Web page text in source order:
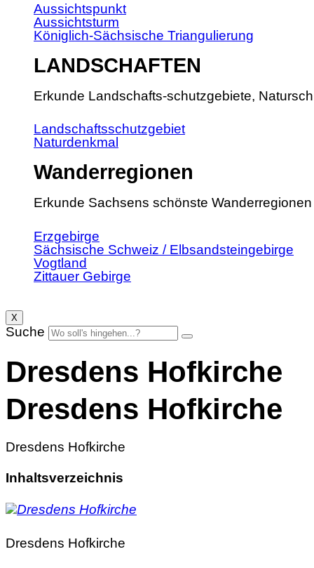
Aussichtspunkt
Aussichtsturm
Königlich-Sächsische Triangulierung
LANDSCHAFTEN
Erkunde Landschafts-schutzgebiete,
Landschaftsschutzgebiet
Naturdenkmal
Wanderregionen
Erkunde Sachsens schönste Wanderregionen
Erzgebirge
Sächsische Schweiz / Elbsandsteingebirge
Vogtland
Zittauer Gebirge
X
Suche
Dresdens Hofkirche
Dresdens Hofkirche
Dresdens Hofkirche
Inhaltsverzeichnis
Dresdens Hofkirche